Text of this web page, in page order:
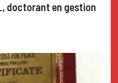
doctorant en gestion